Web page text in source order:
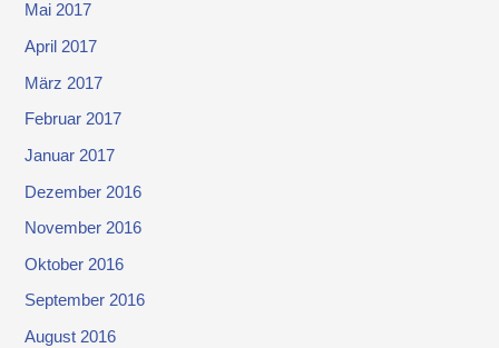
Mai 2017
April 2017
März 2017
Februar 2017
Januar 2017
Dezember 2016
November 2016
Oktober 2016
September 2016
August 2016